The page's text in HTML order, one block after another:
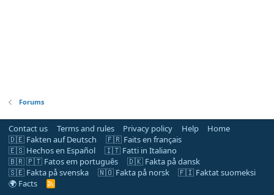
Forums
Contact us Terms and rules Privacy policy Help
Home
🇩🇪 Fakten auf Deutsch
🇫🇷 Faits en français
🇪🇸 Hechos en Español
🇮🇹 Fatti in Italiano
🇧🇷 🇵🇹 Fatos em português
🇩🇰 Fakta på dansk
🇸🇪 Fakta på svenska
🇳🇴 Fakta på norsk
🇫🇮 Faktat suomeksi
🌍 Facts
R